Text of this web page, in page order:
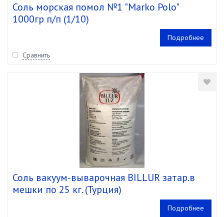
Соль морская помол №1 "Marko Polo"
1000гр п/п (1/10)
Подробнее
Сравнить
Соль вакуум-выварочная BILLUR затар.в
мешки по 25 кг. (Турция)
Подробнее